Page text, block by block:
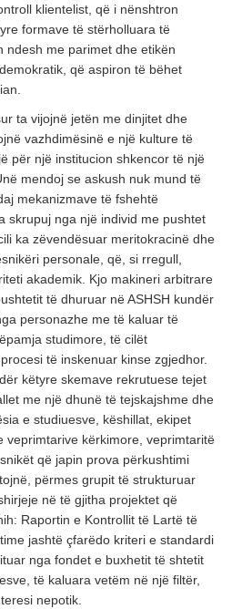
klientelist, që i nënshtron
formave të stërholluara të
ndesh me parimet dhe etikën
që aspiron të bëhet
ta vijojnë jetën me dinjitet dhe
vazhdimësinë e një kulture të
për një institucion shkencor të një
mendoj se askush nuk mund të
mekanizmave të fshehtë
skrupuj nga një individ me pushtet
ka zëvendësuar meritokracinë dhe
personale, që, si rregull,
akademik. Kjo makineri arbitrare
të dhuruar në ASHSH kundër
personazhe me të kaluar të
studimore, të cilët
të inskenuar kinse zgjedhor.
këtyre skemave rekrutuese tejet
me një dhunë të tejskajshme dhe
e studiuesve, këshillat, ekipet
veprimtarive kërkimore, veprimtaritë
që japin prova përkushtimi
përmes grupit të strukturuar
në të gjitha projektet që
Raportin e Kontrollit të Lartë të
jashtë çfarëdo kriteri e standardi
nga fondet e buxhetit të shtetit
të kaluara vetëm në një filtër,
nepotik.